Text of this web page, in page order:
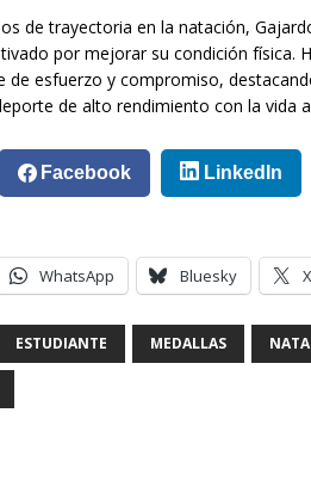
de trayectoria en la natación,
por mejorar su condición física.
de esfuerzo y compromiso,
de alto rendimiento con la vida
Facebook LinkedIn
WhatsApp Bluesky X
ESTUDIANTE MEDALLAS